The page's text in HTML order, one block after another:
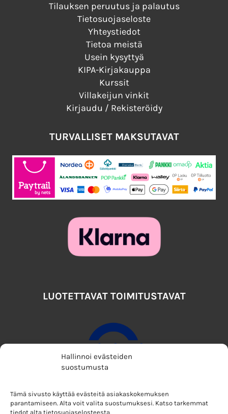
Hallinnoi evästeiden
suostumusta
Tämä sivusto käyttää evästeitä asiakaskokemuksen
parantamiseen. Alta voit valita suostumuksesi. Katso tarkemmat
tiedot alta tietosuojaselosteesta.
Tilauksen peruutus ja palautus
Tietosuojaseloste
Yhteystiedot
Tietoa meistä
Usein kysyttyä
KIPA-Kirjakauppa
Kurssit
Villakeijun vinkit
Kirjaudu / Rekisteröidy
TURVALLISET MAKSUTAVAT
LUOTETTAVAT TOIMITUSTAVAT